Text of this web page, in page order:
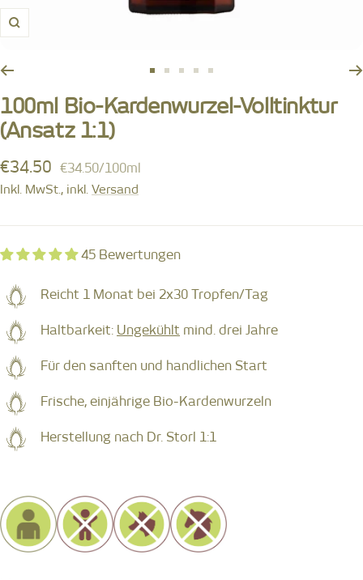
Zoom
SlideSlideSlideSlide
Slide
100ml Bio-Kardenwurzel-Volltinktur
(Ansatz 1:1)
€34.50 €34.50/100ml
Inkl. MwSt., inkl. Versand
45 Bewertungen
Reicht 1 Monat bei 2x30 Tropfen/Tag
Haltbarkeit: Ungekühlt mind. drei Jahre
Für den sanften und handlichen Start
Frische, einjährige Bio-Kardenwurzeln
Herstellung nach Dr. Storl 1:1